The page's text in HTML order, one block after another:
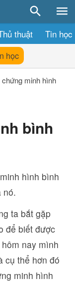
thuật Tin học
học
minh hình
bình
hình bình
nó.
ta bắt gặp
để biết được
nay mình
cụ thể hơn đó
minh hình